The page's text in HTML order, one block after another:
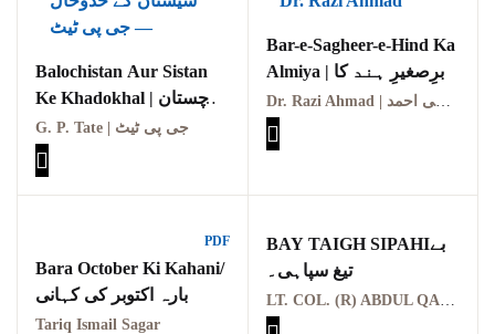
Balochistan Aur Sistan
Ke Khadokhal | بلوچستان
اور سیستان کے خدوخال
G. P. Tate | جی پی ٹیٹ
Bar-e-Sagheer-e-Hind Ka
Almiya | برِصغیرِ ہند کا
المیہ
Dr. Razi Ahmad | ڈاکٹر رضی احمد
PDF
Bara October Ki Kahani/
بارہ اکتوبر کی کہانی
Tariq Ismail Sagar
BAY TAIGH SIPAHIبے
تیغ سپاہی۔
LT. COL. (R) ABDUL QADIR
گوجرخان کہوٹہ
Years